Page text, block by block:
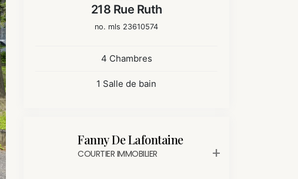
218 Rue Ruth
no. mls 23610574
4 Chambres
1 Salle de bain
Fanny De Lafontaine
COURTIER IMMOBILIER